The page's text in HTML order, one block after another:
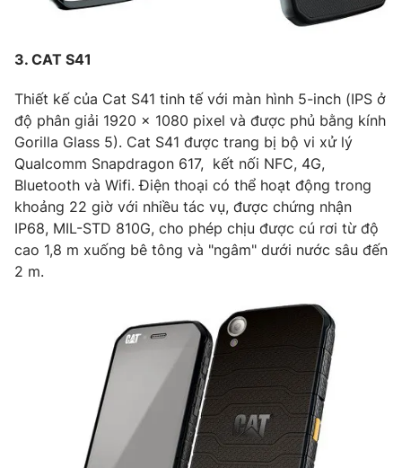
Phó Tổng Biên tập: Nguyễn Thị Mỹ Hạnh, Phạm Quốc Thắng,
Email: toasoan@vtv.vn
Liên hệ quảng cáo:024-7300.7108
® Cấm sao chép dưới mọi hình thức nếu không có sự chấp
thuận bằng văn bản. Ghi rõ nguồn VTV.vn khi phát hành lại
thông tin từ website này.
3. CAT S41
Thiết kế của Cat S41 tinh tế với màn hình 5-inch (IPS ở
độ phân giải 1920 x 1080 pixel và được phủ bằng kính
Gorilla Glass 5). Cat S41 được trang bị bộ vi xử lý
Qualcomm Snapdragon 617, kết nối NFC, 4G,
Bluetooth và Wifi. Điện thoại có thể hoạt động trong
khoảng 22 giờ với nhiều tác vụ, được chứng nhận
IP68, MIL-STD 810G, cho phép chịu được cú rơi từ độ
cao 1,8 m xuống bê tông và "ngâm" dưới nước sâu đến
2 m.